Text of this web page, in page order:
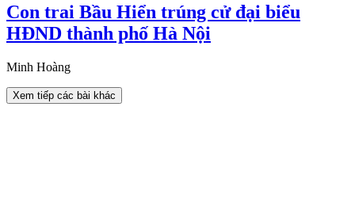
Con trai Bầu Hiển trúng cử đại biểu
HĐND thành phố Hà Nội
Minh Hoàng
Xem tiếp các bài khác